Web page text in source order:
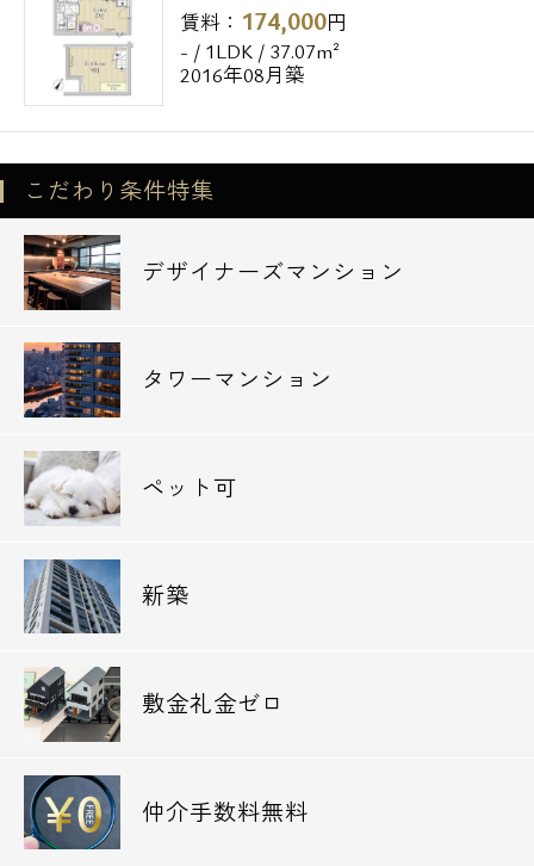
賃料： 174,000円
- / 1LDK / 37.07m²
2016年08月築
こだわり条件特集
デザイナーズマンション
タワーマンション
ペット可
新築
敷金礼金ゼロ
仲介手数料無料